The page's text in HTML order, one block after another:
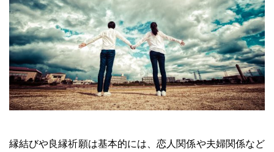
縁結びや良縁祈願は基本的には、恋人関係や夫婦関係など